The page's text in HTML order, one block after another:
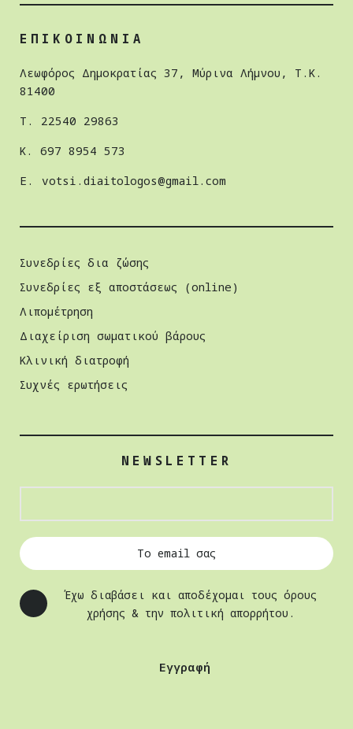
ΕΠΙΚΟΙΝΩΝΙΑ
Λεωφόρος Δημοκρατίας 37, Μύρινα Λήμνου, Τ.Κ.
81400
Τ. 22540 29863
Κ. 697 8954 573
E.
votsi.diaitologos@gmail.com
Συνεδρίες δια ζώσης
Συνεδρίες εξ αποστάσεως (online)
Λιπομέτρηση
Διαχείριση σωµατικού βάρους
Κλινική διατροφή
Συχνές ερωτήσεις
NEWSLETTER
Έχω διαβάσει και αποδέχομαι τους όρους
χρήσης & την πολιτική απορρήτου.
Εγγραφή